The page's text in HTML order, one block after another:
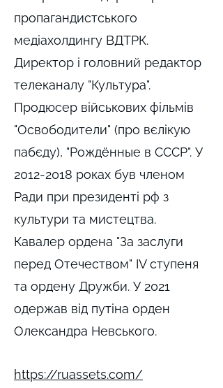
пропагандистського
медіахолдингу ВДТРК.
Директор і головний редактор
телеканалу "Культура".
Продюсер військових фільмів
"Освободители" (про вєлікую
пабєду), "Рождённые в СССР". У
2012-2018 роках був членом
Ради при президенті рф з
культури та мистецтва.
Кавалер ордена "За заслуги
перед Отечеством" IV ступеня
та ордену Дружби. У 2021
одержав від путіна орден
Олександра Невського.
https://ruassets.com/